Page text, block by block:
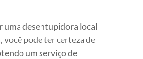
uma desentupidora local
você pode ter certeza de
um serviço de